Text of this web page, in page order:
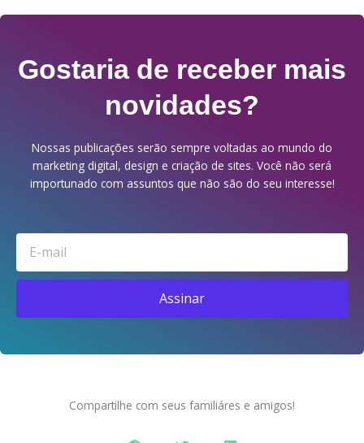
Gostaria de receber mais
novidades?
Nossas publicações serão sempre voltadas ao mundo do
marketing digital, design e criação de sites. Você não será
importunado com assuntos que não são do seu interesse!
Email
Assinar
Compartilhe com seus familiáres e amigos!